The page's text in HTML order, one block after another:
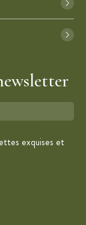
exquises et